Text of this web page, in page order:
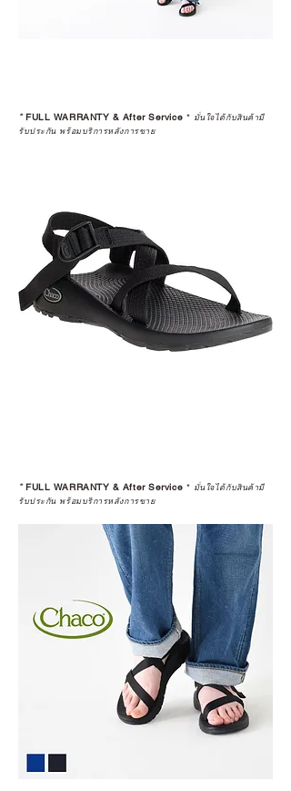
*FULL WARRANTY & After Service * มั่นใจได้กับสินค้ามี
รับประกัน พร้อมบริการหลังการขาย
*FULL WARRANTY & After Service * มั่นใจได้กับสินค้ามี
รับประกัน พร้อมบริการหลังการขาย